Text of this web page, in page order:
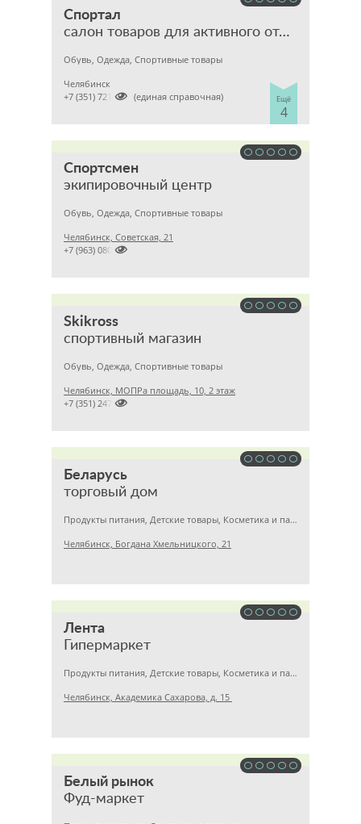
Спортал
салон товаров для активного отдыха
Обувь, Одежда, Спортивные товары
Ещё
4
Челябинск

+7 (351) 7213477 (единая справочная)
Спортсмен
экипировочный центр
Обувь, Одежда, Спортивные товары
Челябинск, Советская, 21

+7 (963) 0803635
Skikross
спортивный магазин
Обувь, Одежда, Спортивные товары
Челябинск, МОПРа площадь, 10, 2 этаж

+7 (351) 2479366
Беларусь
торговый дом
Продукты питания, Детские товары, Косметика и парфюмерия
Челябинск, Богдана Хмельницкого, 21
Лента
Гипермаркет
Продукты питания, Детские товары, Косметика и парфюмерия
Челябинск, Академика Сахарова, д. 15
Белый рынок
Фуд-маркет